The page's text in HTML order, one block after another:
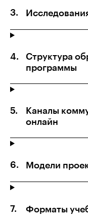
Структура
программы
Каналы
онлайн
Модели
Форматы